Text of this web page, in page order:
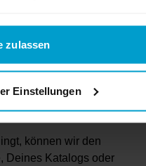
zulassen
Einstellungen
Abmessungen 21 x
können wir den
, Deines Katalogs oder